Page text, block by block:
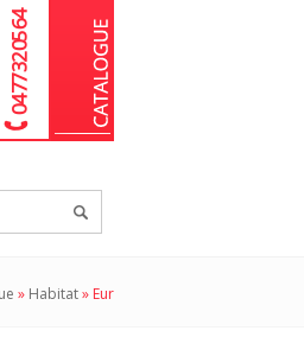
04 77 32 05 64
» Habitat» Eur